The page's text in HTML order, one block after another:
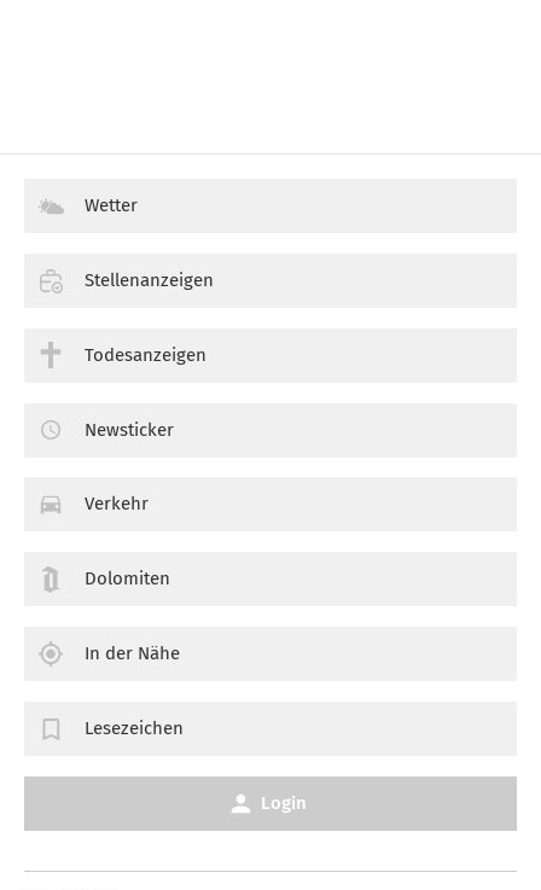
Wetter
Stellenanzeigen
Todesanzeigen
Newsticker
Verkehr
Dolomiten
In der Nähe
Lesezeichen
Login